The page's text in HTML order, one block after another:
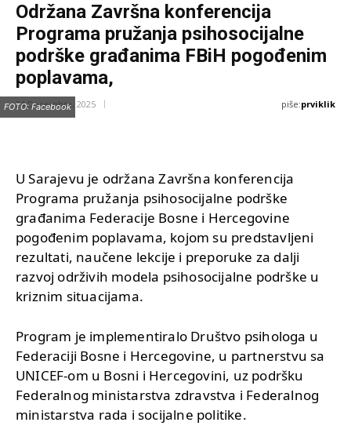
Održana Završna konferencija
Programa pružanja psihosocijalne
podrške građanima FBiH pogođenim
poplavama,
24 Decembra, 2025 piše:prviklik
FOTO: Facebook
U Sarajevu je održana Završna konferencija
Programa pružanja psihosocijalne podrške
građanima Federacije Bosne i Hercegovine
pogođenim poplavama, kojom su predstavljeni
rezultati, naučene lekcije i preporuke za dalji
razvoj održivih modela psihosocijalne podrške u
kriznim situacijama.
Program je implementiralo Društvo psihologa u
Federaciji Bosne i Hercegovine, u partnerstvu sa
UNICEF-om u Bosni i Hercegovini, uz podršku
Federalnog ministarstva zdravstva i Federalnog
ministarstva rada i socijalne politike.